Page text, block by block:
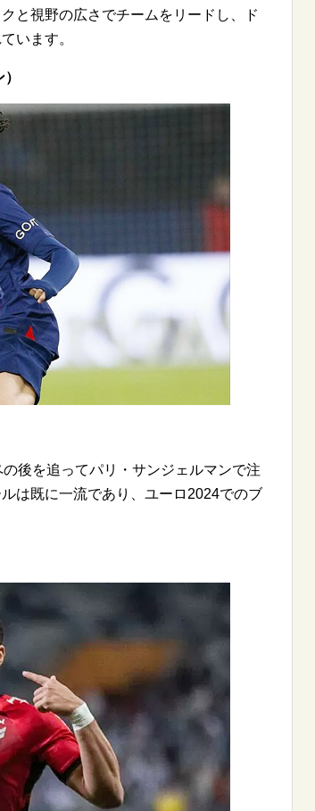
と視野の広さでチームをリードし、ド
います。
後を追ってパリ・サンジェルマンで注
は既に一流であり、ユーロ2024でのブ